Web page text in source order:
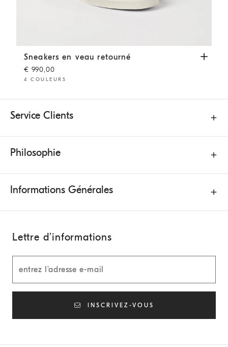
Sneakers en veau retourné Beige
Sneakers en veau retourné
€ 990,00
4 COULEURS
Service Clients
Philosophie
Informations Générales
Lettre d’informations
INSCRIVEZ-VOUS